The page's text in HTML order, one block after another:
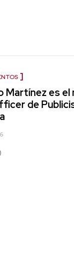
Martínez es el
de